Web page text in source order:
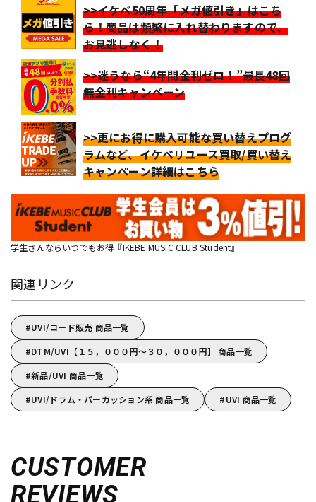
>>イケベ50周年「メガ値引き」はこち
ら！商品は頻繁に入れ替わりますので、
お見逃しなく！
>>迷うなら“4年間金利ゼロ！”最長48回
無金利キャンペーン
>>更にお得に購入可能な買い替えプログ
ラムなど、イケベリユース買取/買い替え
キャンペーン詳細はこちら
学生さんならいつでもお得『IKEBE MUSIC CLUB Student』
関連リンク
UVI/コード販売 商品一覧
DTM/UVI【１５，０００円～３０，０００円】 商品一覧
新品/UVI 商品一覧
UVI/ドラム・パーカッション系 商品一覧
UVI 商品一覧
CUSTOMER
REVIEWS